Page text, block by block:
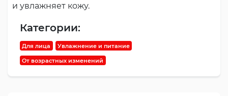
и увлажняет кожу.
Категории:
Для лица Увлажнение и питание
От возрастных изменений